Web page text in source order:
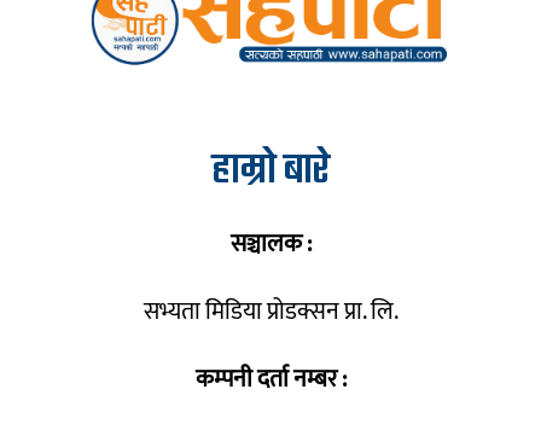
हाम्रो बारे
सञ्चालक :
सभ्यता मिडिया प्रोडक्सन प्रा. लि.
कम्पनी दर्ता नम्बर :